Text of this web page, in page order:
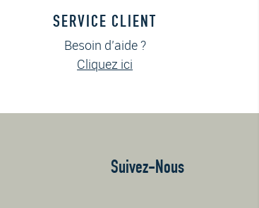
SERVICE CLIENT
Besoin d’aide ?
Cliquez ici
Suivez-Nous